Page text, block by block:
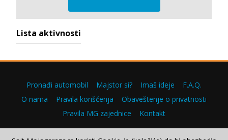
Lista aktivnosti
Pronađi automobil Majstor si? Imaš ideje
F.A.Q.
O nama
Pravila korišćenja
Obaveštenje o privatnosti
Pravila MG zajednice
Kontakt